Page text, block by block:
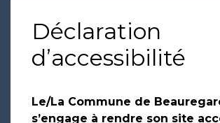
Déclaration
d’accessibilité
Le/La Commune de
s’engage à rendre son site